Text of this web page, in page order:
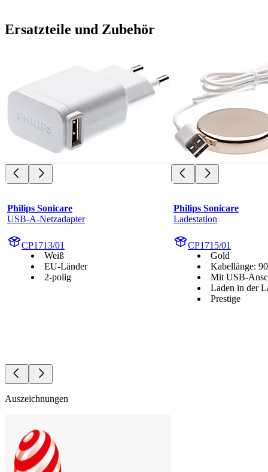
Ersatzteile und Zubehör
Philips Sonicare
USB-A-Netzadapter
CP1713/01
Weiß
EU-Länder
2-polig
Philips Sonicare
Ladestation
CP1715/01
Gold
Kabellänge:
Mit USB-
Laden in der
Prestige
Auszeichnungen